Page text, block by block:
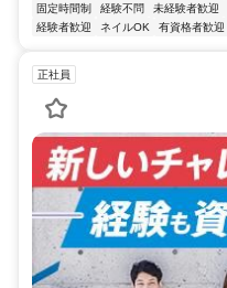
固定時間制
経験不問 未経験者歓迎
経験者歓迎
ネイルOK 有資格者歓迎
正社員